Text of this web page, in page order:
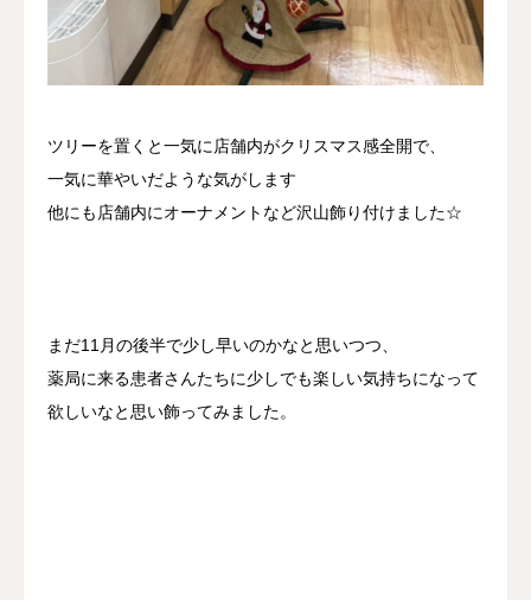
ツリーを置くと一気に店舗内がクリスマス感全開で、
一気に華やいだような気がします
他にも店舗内にオーナメントなど沢山飾り付けました☆
まだ11月の後半で少し早いのかなと思いつつ、
薬局に来る患者さんたちに少しでも楽しい気持ちになって
欲しいなと思い飾ってみました。